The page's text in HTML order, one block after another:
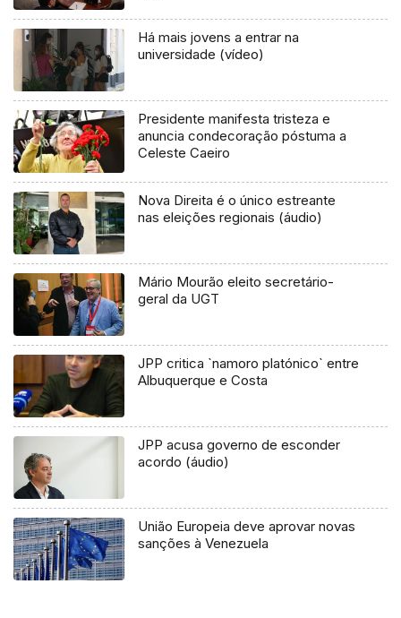
Há mais jovens a entrar na
universidade (vídeo)
Presidente manifesta tristeza e
anuncia condecoração póstuma a
Celeste Caeiro
Nova Direita é o único estreante
nas eleições regionais (áudio)
Mário Mourão eleito secretário-
geral da UGT
JPP critica `namoro platónico` entre
Albuquerque e Costa
JPP acusa governo de esconder
acordo (áudio)
União Europeia deve aprovar novas
sanções à Venezuela